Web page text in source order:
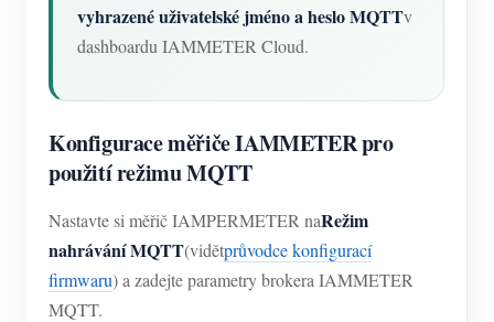
vyhrazené uživatelské jméno a heslo MQTTv
dashboardu IAMMETER Cloud.
Konfigurace měřiče IAMMETER pro
použití režimu MQTT
Nastavte si měřič IAMPERMETER naRežim
nahrávání MQTT(vidětprůvodce konfigurací
firmwaru) a zadejte parametry brokera IAMMETER
MQTT.